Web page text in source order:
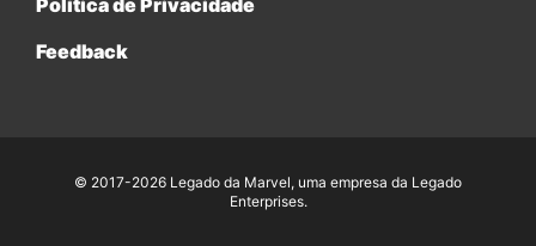
Política de Privacidade
Feedback
© 2017-2026 Legado da Marvel, uma empresa da Legado
Enterprises.